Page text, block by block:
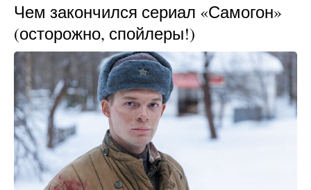
Чем закончился сериал «Самогон»
(осторожно, спойлеры!)